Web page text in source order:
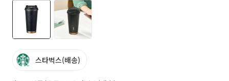
스타벅스(배송)